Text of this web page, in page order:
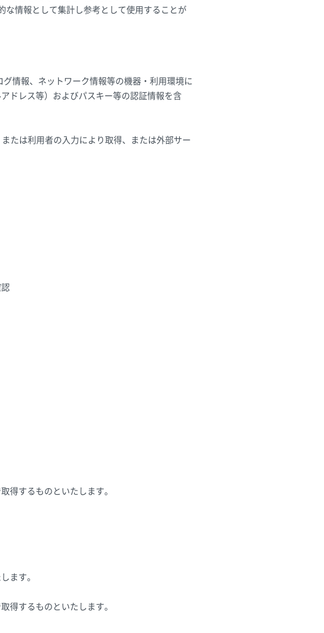
な情報として集計し参考として使用することが
情報、ネットワーク情報等の機器・利用環境に
ドレス等）およびパスキー等の認証情報を含
たは利用者の入力により取得、または外部サー
得するものといたします。
ます。
得するものといたします。